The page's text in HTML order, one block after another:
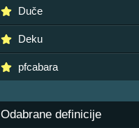
Duče
Deku
pfcabara
Odabrane definicije